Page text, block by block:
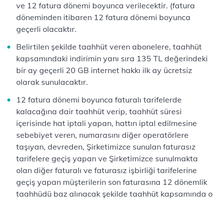
ve 12 fatura dönemi boyunca verilecektir. (fatura
döneminden itibaren 12 fatura dönemi boyunca
geçerli olacaktır.
Belirtilen şekilde taahhüt veren abonelere, taahhüt
kapsamındaki indirimin yanı sıra 135 TL değerindeki
bir ay geçerli 20 GB internet hakkı ilk ay ücretsiz
olarak sunulacaktır.
12 fatura dönemi boyunca faturalı tarifelerde
kalacağına dair taahhüt verip, taahhüt süresi
içerisinde hat iptali yapan, hattın iptal edilmesine
sebebiyet veren, numarasını diğer operatörlere
taşıyan, devreden, Şirketimizce sunulan faturasız
tarifelere geçiş yapan ve Şirketimizce sunulmakta
olan diğer faturalı ve faturasız işbirliği tarifelerine
geçiş yapan müşterilerin son faturasına 12 dönemlik
taahhüdü baz alınacak şekilde taahhüt kapsamında o